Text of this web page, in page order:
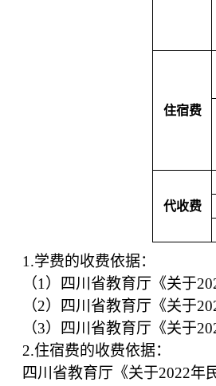
住宿费
代收费
1.学费的收费依据：
（1）四川省教育厅《关于
（2）四川省教育厅《关于
（3）四川省教育厅《关于
2.住宿费的收费依据：
四川省教育厅《关于2022年